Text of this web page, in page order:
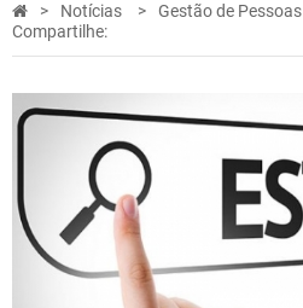
Notícias
Gestão de Pessoas
Compartilhe: